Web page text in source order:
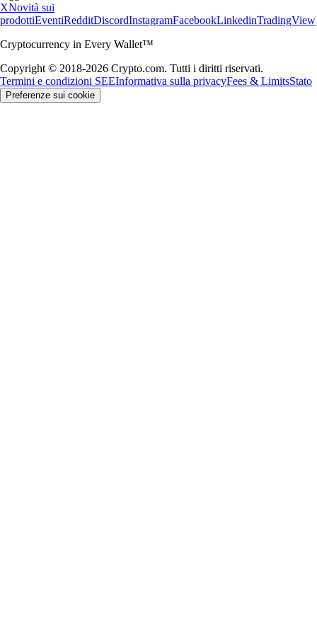
XNovità sui
prodottiEventiRedditDiscordInstagramFacebookLinkedinTradingView
Cryptocurrency in Every Wallet™
Copyright © 2018-2026 Crypto.com. Tutti i diritti riservati.
Termini e condizioni SEEInformativa sulla privacyFees & LimitsStato
Preferenze sui cookie